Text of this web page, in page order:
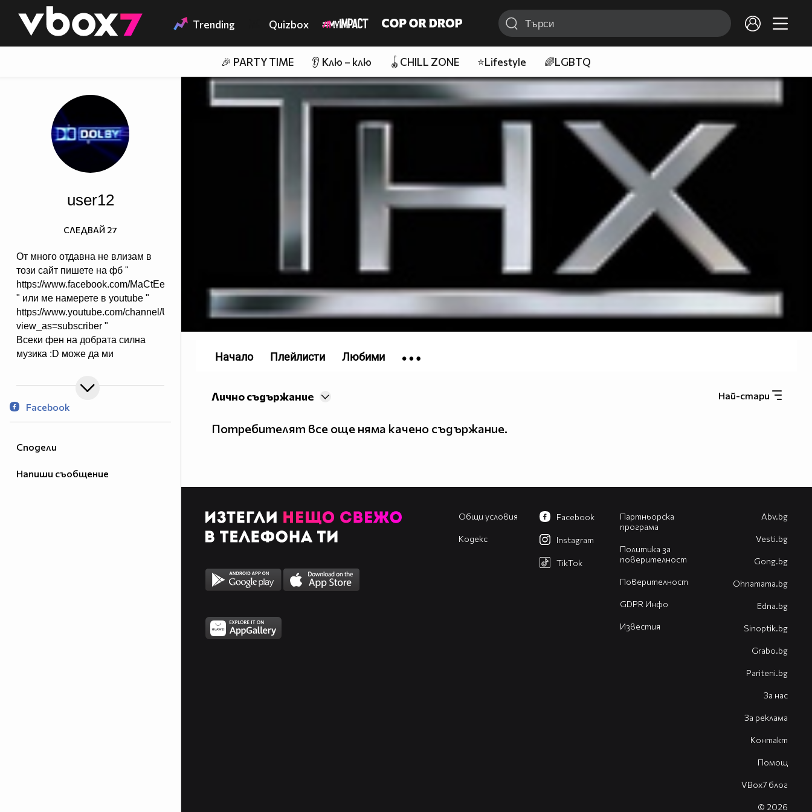
👾 Trending Quizbox
🎉 PARTY TIME 👂 Клю – клю 🪀CHILL ZONE ⭐Lifestyle 🌈LGBTQ
Сподели
Напиши съобщение
user12
От много отдавна не влизам в
този сайт пишете на фб "
https://www.facebook.com/MaCtEeeR
" или ме намерете в youtube "
https://www.youtube.com/channel/UCzQt1rjJFSyLvJ0QG5oVYEw?
view_as=subscriber "
Всеки фен на добрата силна
музика :D може да ми
▂ ▃ ▄ ▅ ▆ ▇ █ STRONG BASS █
Follow on instagram
Един от най-добрите ми
Следваща цел:
СЛЕДВАЙ 27
Facebook
Най-стари
Лично съдържание
Потребителят все още няма качено съдържание.
Начало Плейлисти Любими
Общи условия
Кодекс
Партньорска
програма
Политика за
поверителност
Поверителност
GDPR Инфо
Известия
Facebook
Instagram
TikTok
Abv.bg
Vesti.bg
Gong.bg
Оhnamama.bg
Edna.bg
Sinoptik.bg
Grabo.bg
Pariteni.bg
За нас
За реклама
Контакт
Помощ
VBox7 блог
© 2026